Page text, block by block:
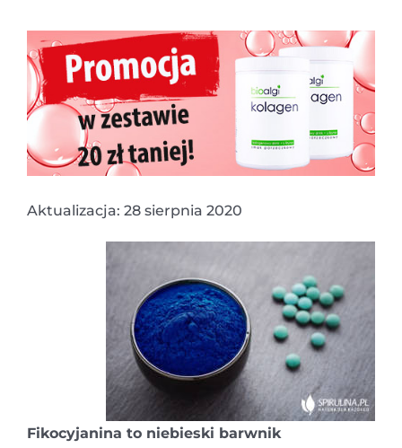
Aktualizacja: 28 sierpnia 2020
Fikocyjanina to niebieski barwnik